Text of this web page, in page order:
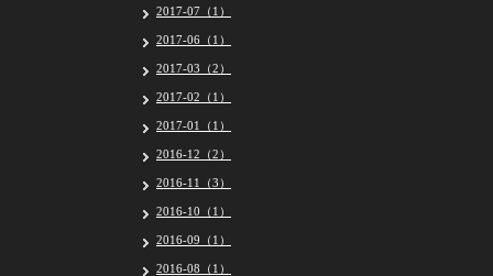
2017-07（1）
2017-06（1）
2017-03（2）
2017-02（1）
2017-01（1）
2016-12（2）
2016-11（3）
2016-10（1）
2016-09（1）
2016-08（1）